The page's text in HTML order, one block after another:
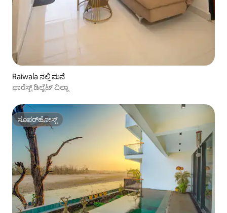
Raiwala ನಲ್ಲಿ ಮನೆ
ಫಾರೆಸ್ಟ್ ಡಿಲೈಟ್ ವಿಲ್ಲಾ
ಸೂಪರ್‌ಹೋಸ್ಟ್
ಸೂಪರ್‌ಹೋಸ್ಟ್